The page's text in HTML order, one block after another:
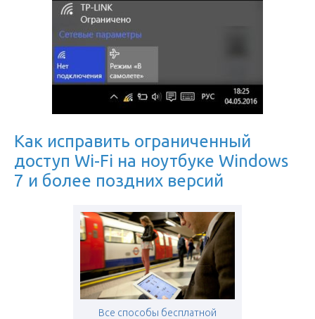
Как исправить ограниченный
доступ Wi-Fi на ноутбуке Windows
7 и более поздних версий
Все способы бесплатной